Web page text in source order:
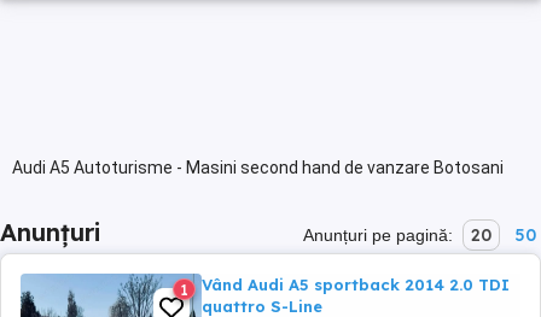
Audi A5 Autoturisme - Masini second hand de vanzare Botosani
Anunțuri Anunțuri pe pagină: 20 50
1
Vând Audi A5 sportback 2014 2.0 TDI
quattro S-Line